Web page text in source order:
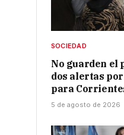
SOCIEDAD
No guarden el
dos alertas
para
5 de agosto de 2026